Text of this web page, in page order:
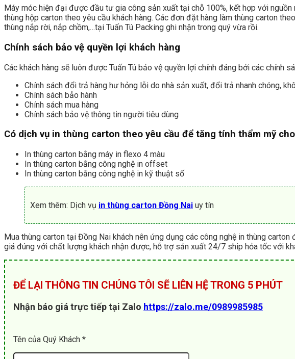
Máy móc hiện đại được đầu tư gia công sản xuất tại chỗ 100%, kết hợp với
thùng hộp carton theo yêu cầu khách hàng. Các đơn đặt hàng làm thùng carton
thùng nắp rời, nắp chồm,…tại Tuấn Tú Packing ghi nhận trong quý vừa rồi.
Chính sách bảo vệ quyền lợi khách hàng
Các khách hàng sẽ luôn được Tuấn Tú bảo vệ quyền lợi chính đáng bởi các chính
Chính sách đổi trả hàng hư hỏng lỗi do nhà sản xuất, đổi trả nhanh chóng,
Chính sách bảo hành
Chính sách mua hàng
Chính sách bảo vệ thông tin người tiêu dùng
Có dịch vụ in thùng carton theo yêu cầu để tăng tính thẩm mỹ
In thùng carton bằng máy in flexo 4 màu
In thùng carton bằng công nghệ in offset
In thùng carton bằng công nghệ in kỹ thuật số
Xem thêm: Dịch vụ in thùng carton Đồng Nai uy tín
Mua thùng carton tại Đồng Nai khách nên ứng dụng các công nghệ in thùng
giá đúng với chất lượng khách nhận được, hỗ trợ sản xuất 24/7 ship hỏa tốc với
ĐỂ LẠI THÔNG TIN CHÚNG TÔI SẼ LIÊN HỆ TRONG 5 PHÚT
Nhận báo giá trực tiếp tại Zalo https://zalo.me/0989985985
Tên của Quý Khách *